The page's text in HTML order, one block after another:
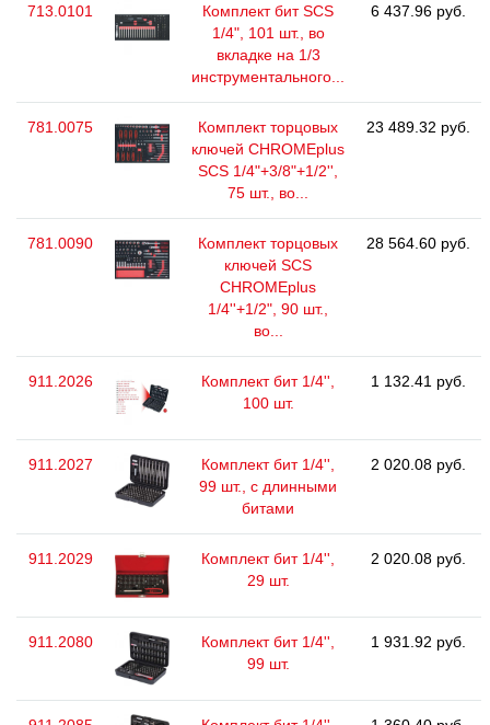
713.0101
Комплект бит SCS
1/4", 101 шт., во
вкладке на 1/3
инструментального...
6 437.96 руб.
781.0075
Комплект торцовых
ключей CHROMEplus
SCS 1/4"+3/8"+1/2'',
75 шт., во...
23 489.32 руб.
781.0090
Комплект торцовых
ключей SCS
CHROMEplus
1/4''+1/2", 90 шт.,
во...
28 564.60 руб.
911.2026
Комплект бит 1/4'',
100 шт.
1 132.41 руб.
911.2027
Комплект бит 1/4'',
99 шт., с длинными
битами
2 020.08 руб.
911.2029
Комплект бит 1/4'',
29 шт.
2 020.08 руб.
911.2080
Комплект бит 1/4'',
99 шт.
1 931.92 руб.